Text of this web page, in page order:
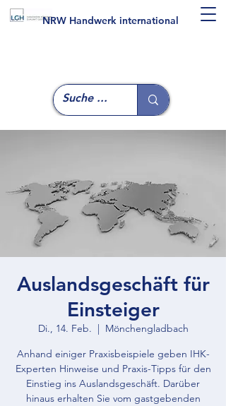
NRW Handwerk international
Auslandsgeschäft für
Einsteiger
Di., 14. Feb.
  |
Mönchengladbach
Anhand einiger Praxisbeispiele geben IHK-
Experten Hinweise und Praxis-Tipps für den
Einstieg ins Auslandsgeschäft. Darüber
hinaus erhalten Sie vom gastgebenden